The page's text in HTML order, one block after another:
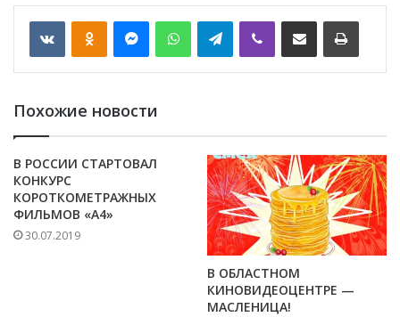
VKontakte WhatsApp Telegram
Похожие новости
В РОССИИ СТАРТОВАЛ
КОНКУРС
КОРОТКОМЕТРАЖНЫХ
ФИЛЬМОВ «А4»
30.07.2019
В ОБЛАСТНОМ
КИНОВИДЕОЦЕНТРЕ —
МАСЛЕНИЦА!